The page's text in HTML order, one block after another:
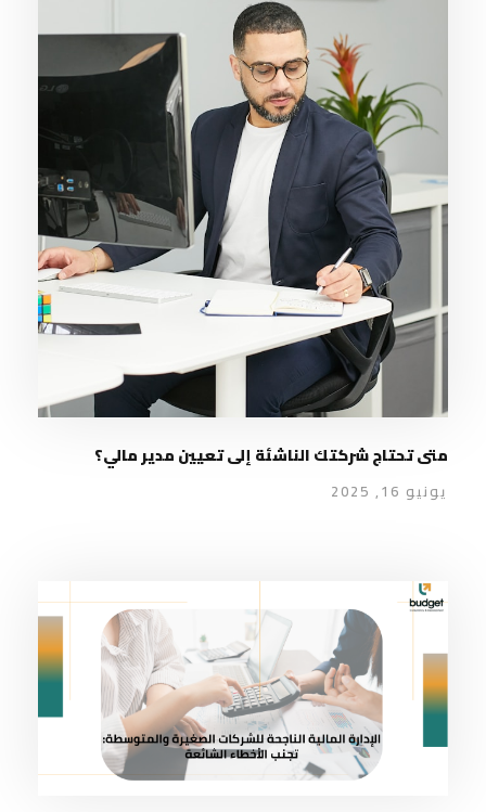
متى تحتاج شركتك الناشئة إلى تعيين مدير مالي؟
يونيو 16, 2025